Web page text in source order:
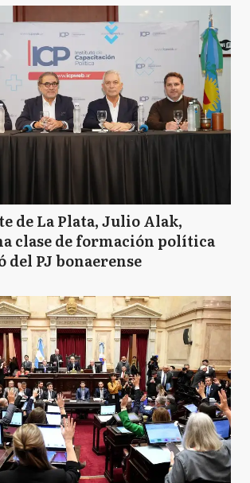
de La Plata, Julio Alak,
clase de formación política
del PJ bonaerense